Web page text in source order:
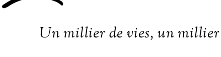
Un millier de vies, un millier